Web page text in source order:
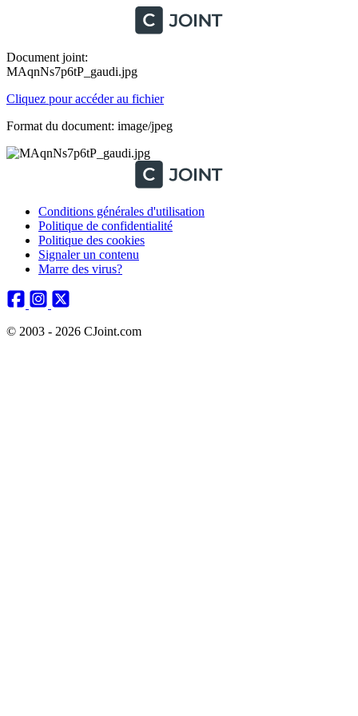
Document joint:
MAqnNs7p6tP_gaudi.jpg
Cliquez pour accéder au fichier
Format du document: image/jpeg
Conditions générales d'utilisation
Politique de confidentialité
Politique des cookies
Signaler un contenu
Marre des virus?
© 2003 - 2026 CJoint.com